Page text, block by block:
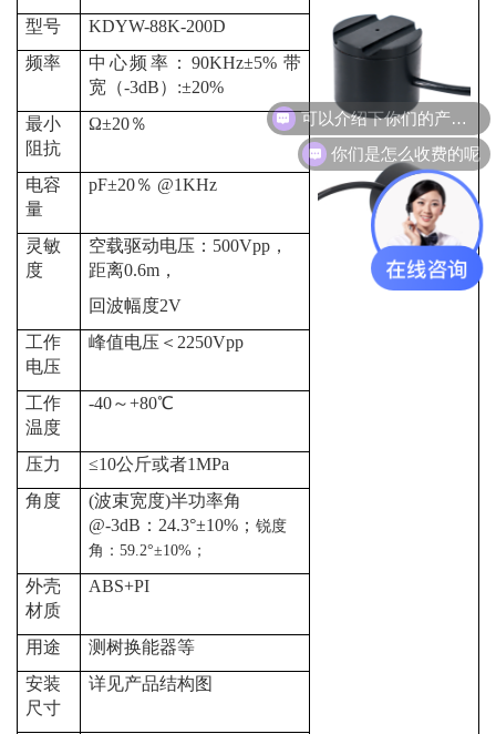
型号
KDYW-88K-200D
频率
中心频率： 90KHz±5% 带
宽（-3dB）:±20%
最小
阻抗
Ω±20％
电容
量
pF±20％ @1KHz
灵敏
度
空载驱动电压： 500Vpp ，
距离0.6m，
回波幅度2V
工作
电压
峰值电压＜ 2250Vpp
工作
温度
-40～+80℃
压力 ≤10公斤或者1MPa
角度
(波束宽度)半功率角
@-3dB ： 24.3°±10% ； 锐度
角： 59.2°±10% ；
外壳
材质
ABS+PI
用途 测树换能器等
安装
尺寸
详见产品结构图
可以介绍下你们的产品么
你们是怎么收费的呢